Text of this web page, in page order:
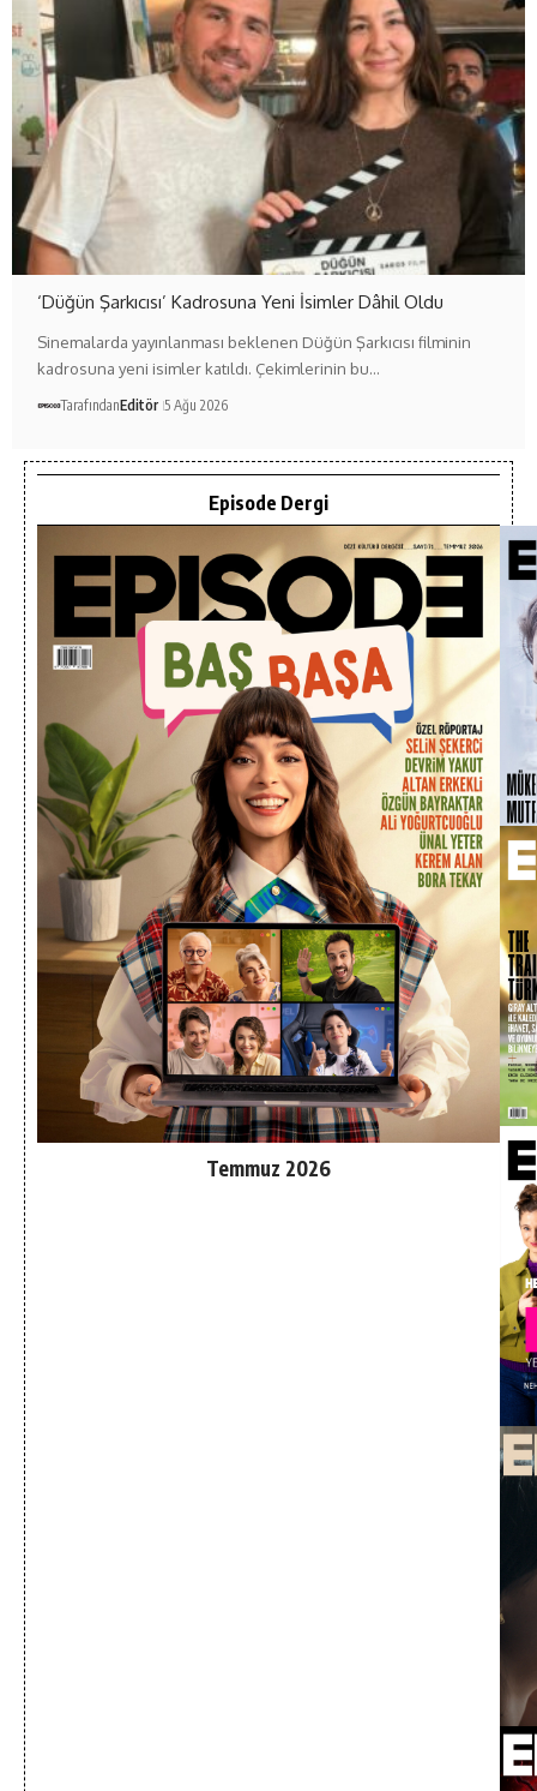
‘Düğün Şarkıcısı’ Kadrosuna Yeni İsimler Dâhil Oldu
Sinemalarda yayınlanması beklenen Düğün Şarkıcısı filminin
kadrosuna yeni isimler katıldı. Çekimlerinin bu…
TarafındanEditör 5 Ağu 2026
Episode Dergi
Temmuz 2026